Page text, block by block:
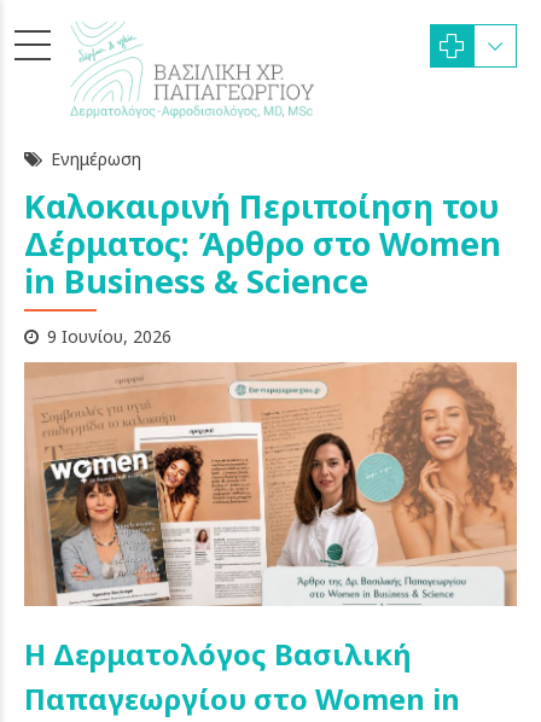
Ενημέρωση
Καλοκαιρινή Περιποίηση του
Δέρματος: Άρθρο στο Women
in Business & Science
9 Ιουνίου, 2026
Η Δερματολόγος Βασιλική
Παπαγεωργίου στο Women in